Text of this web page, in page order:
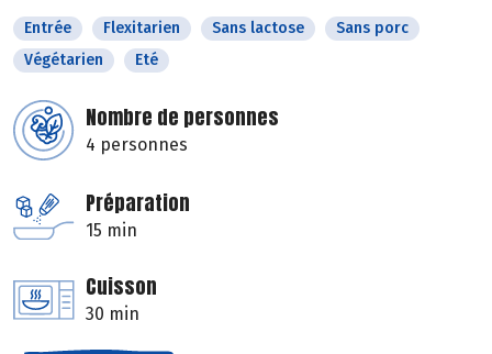
Entrée Flexitarien Sans lactose
Sans porc
Végétarien
Eté
Nombre de personnes
4 personnes
Préparation
15 min
Cuisson
30 min